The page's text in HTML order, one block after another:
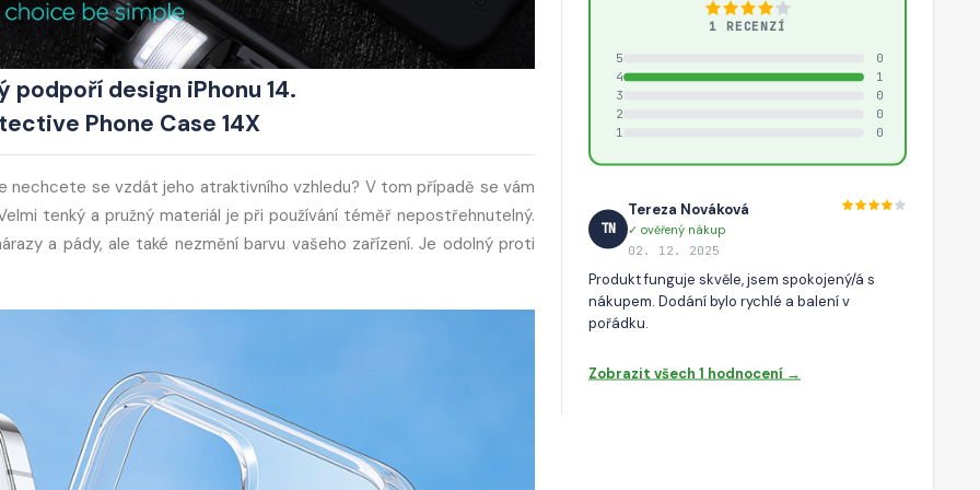
design iPhonu 14.
Phone Case 14X
nechcete se vzdát jeho atraktivního vzhledu? V tom případě se vám
tenký a pružný materiál je při používání téměř nepostřehnutelný.
a pády, ale také nezmění barvu vašeho zařízení. Je odolný proti
1 RECENZÍ
5
0
4
1
3
0
2
0
1
0
TN
Tereza Nováková
✓ ověřený nákup
02. 12. 2025
Produkt funguje skvěle, jsem spokojený/á s
nákupem. Dodání bylo rychlé a balení v
pořádku.
Zobrazit všech 1 hodnocení →